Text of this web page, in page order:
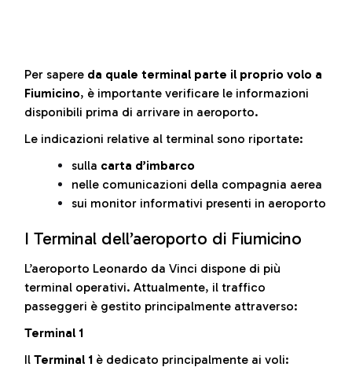
Per sapere da quale terminal parte il proprio volo a
Fiumicino, è importante verificare le informazioni
disponibili prima di arrivare in aeroporto.
Le indicazioni relative al terminal sono riportate:
sulla carta d’imbarco
nelle comunicazioni della compagnia aerea
sui monitor informativi presenti in aeroporto
I Terminal dell’aeroporto di Fiumicino
L’aeroporto Leonardo da Vinci dispone di più
terminal operativi. Attualmente, il traffico
passeggeri è gestito principalmente attraverso:
Terminal 1
Il Terminal 1 è dedicato principalmente ai voli: